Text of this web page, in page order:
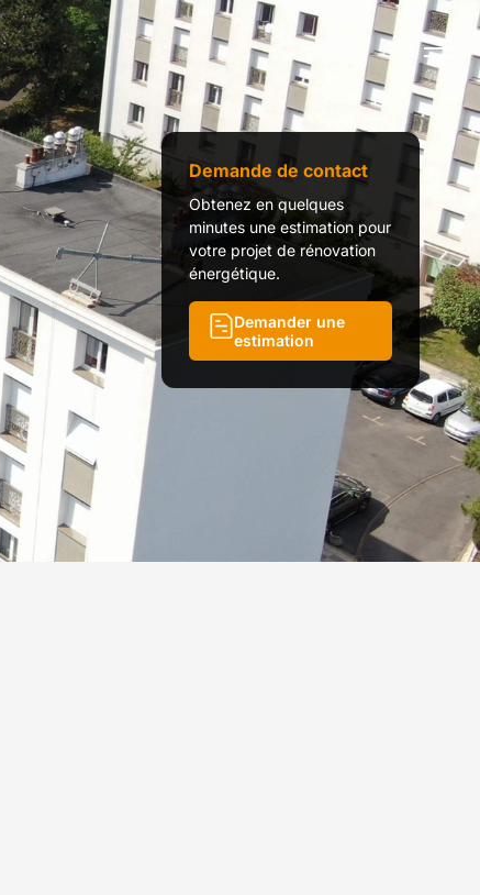
Demande de contact
Obtenez en quelques
minutes une estimation pour
votre projet de rénovation
énergétique.
Demander une
estimation